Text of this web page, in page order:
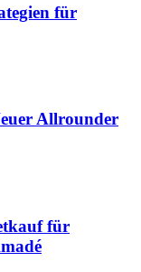
für
Allrounder
für